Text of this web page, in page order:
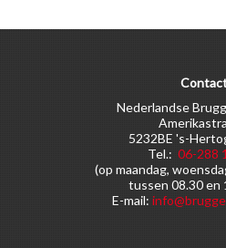
Nederlandse
5232BE 's-
Tel.: 06-288
(op maandag,
tussen 08.30 en
E-mail: